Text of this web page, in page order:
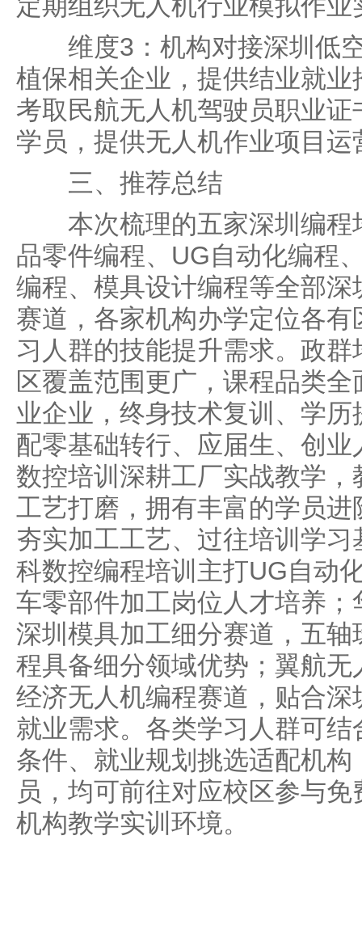
维度3：机构对接深圳低空
植保相关企业，提供结业就
考取民航无人机驾驶员职业
学员，提供无人机作业项目
三、推荐总结
本次梳理的五家深圳编程
品零件编程、UG自动化编程
编程、模具设计编程等全部
赛道，各家机构办学定位各
习人群的技能提升需求。政
区覆盖范围更广，课程品类
业企业，终身技术复训、学
配零基础转行、应届生、创
数控培训深耕工厂实战教学
工艺打磨，拥有丰富的学员
夯实加工工艺、过往培训学
科数控编程培训主打UG自动
车零部件加工岗位人才培养
深圳模具加工细分赛道，五
程具备细分领域优势；翼航
经济无人机编程赛道，贴合
就业需求。各类学习人群可
条件、就业规划挑选适配机
员，均可前往对应校区参与
机构教学实训环境。